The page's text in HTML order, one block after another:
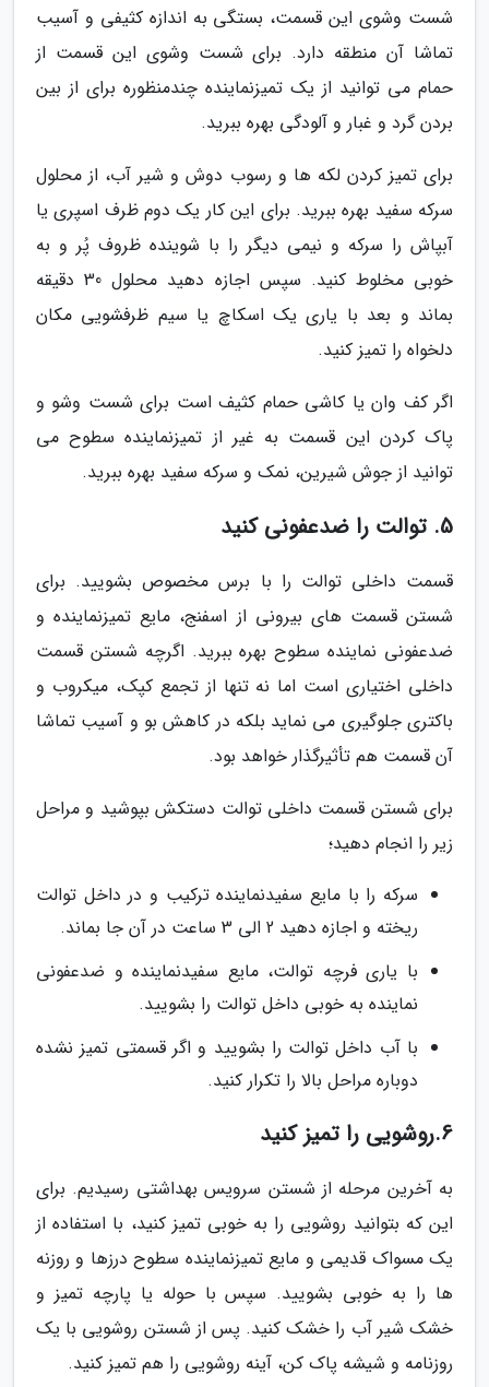
شست وشوی این قسمت، بستگی به اندازه کثیفی و آسیب
تماشا آن منطقه دارد. برای شست وشوی این قسمت از
حمام می توانید از یک تمیزنماینده چندمنظوره برای از بین
بردن گرد و غبار و آلودگی بهره ببرید.
برای تمیز کردن لکه ها و رسوب دوش و شیر آب، از محلول
سرکه سفید بهره ببرید. برای این کار یک دوم ظرف اسپری یا
آبپاش را سرکه و نیمی دیگر را با شوینده ظروف پُر و به
خوبی مخلوط کنید. سپس اجازه دهید محلول 30 دقیقه
بماند و بعد با یاری یک اسکاچ یا سیم ظرفشویی مکان
دلخواه را تمیز کنید.
اگر کف وان یا کاشی حمام کثیف است برای شست وشو و
پاک کردن این قسمت به غیر از تمیزنماینده سطوح می
توانید از جوش شیرین، نمک و سرکه سفید بهره ببرید.
5. توالت را ضدعفونی کنید
قسمت داخلی توالت را با برس مخصوص بشویید. برای
شستن قسمت های بیرونی از اسفنج، مایع تمیزنماینده و
ضدعفونی نماینده سطوح بهره ببرید. اگرچه شستن قسمت
داخلی اختیاری است اما نه تنها از تجمع کپک، میکروب و
باکتری جلوگیری می نماید بلکه در کاهش بو و آسیب تماشا
آن قسمت هم تأثیرگذار خواهد بود.
برای شستن قسمت داخلی توالت دستکش بپوشید و مراحل
زیر را انجام دهید؛
سرکه را با مایع سفیدنماینده ترکیب و در داخل توالت
ریخته و اجازه دهید 2 الی 3 ساعت در آن جا بماند.
با یاری فرچه توالت، مایع سفیدنماینده و ضدعفونی
نماینده به خوبی داخل توالت را بشویید.
با آب داخل توالت را بشویید و اگر قسمتی تمیز نشده
دوباره مراحل بالا را تکرار کنید.
6.روشویی را تمیز کنید
به آخرین مرحله از شستن سرویس بهداشتی رسیدیم. برای
این که بتوانید روشویی را به خوبی تمیز کنید، با استفاده از
یک مسواک قدیمی و مایع تمیزنماینده سطوح درزها و روزنه
ها را به خوبی بشویید. سپس با حوله یا پارچه تمیز و
خشک شیر آب را خشک کنید. پس از شستن روشویی با یک
روزنامه و شیشه پاک کن، آینه روشویی را هم تمیز کنید.